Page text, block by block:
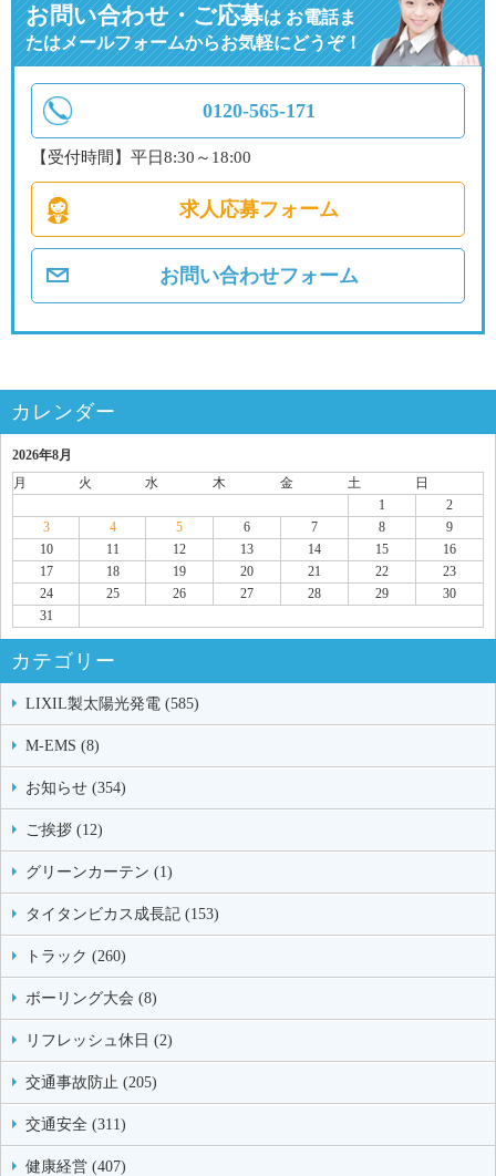
お問い合わせ・ご応募はお電話ま
たはメールフォームからお気軽にどうぞ！
0120-565-171
【受付時間】平日8:30～18:00
求人応募フォーム
お問い合わせフォーム
カレンダー
2026年8月
月
火 水 木 金 土
日
1
2
3
4 5 6 7 8
9
10
11 12 13 14 15
16
17
18 19 20 21 22
23
24
25 26 27 28 29
30
31
カテゴリー
LIXIL製太陽光発電 (585)
M-EMS (8)
お知らせ (354)
ご挨拶 (12)
グリーンカーテン (1)
タイタンビカス成長記 (153)
トラック (260)
ボーリング大会 (8)
リフレッシュ休日 (2)
交通事故防止 (205)
交通安全 (311)
健康経営 (407)